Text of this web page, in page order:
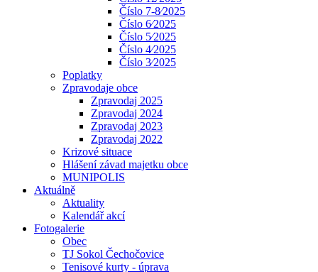
Číslo 7-8⁄2025
Číslo 6⁄2025
Číslo 5⁄2025
Číslo 4⁄2025
Číslo 3⁄2025
Poplatky
Zpravodaje obce
Zpravodaj 2025
Zpravodaj 2024
Zpravodaj 2023
Zpravodaj 2022
Krizové situace
Hlášení závad majetku obce
MUNIPOLIS
Aktuálně
Aktuality
Kalendář akcí
Fotogalerie
Obec
TJ Sokol Čechočovice
Tenisové kurty - úprava